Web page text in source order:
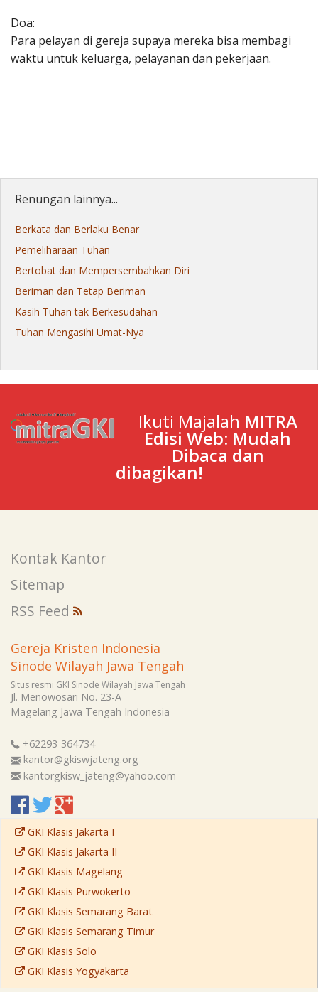
Doa:
Para pelayan di gereja supaya mereka bisa membagi
waktu untuk keluarga, pelayanan dan pekerjaan.
Renungan lainnya...
Berkata dan Berlaku Benar
Pemeliharaan Tuhan
Bertobat dan Mempersembahkan Diri
Beriman dan Tetap Beriman
Kasih Tuhan tak Berkesudahan
Tuhan Mengasihi Umat-Nya
Ikuti Majalah MITRA
Edisi Web: Mudah
Dibaca dan
dibagikan!
Kontak Kantor
Sitemap
RSS Feed
Gereja Kristen Indonesia
Sinode Wilayah Jawa Tengah
Situs resmi GKI Sinode Wilayah Jawa Tengah
Jl. Menowosari No. 23-A
Magelang Jawa Tengah Indonesia
+62293-364734
kantor@gkiswjateng.org
kantorgkisw_jateng@yahoo.com
GKI Klasis Jakarta I
GKI Klasis Jakarta II
GKI Klasis Magelang
GKI Klasis Purwokerto
GKI Klasis Semarang Barat
GKI Klasis Semarang Timur
GKI Klasis Solo
GKI Klasis Yogyakarta